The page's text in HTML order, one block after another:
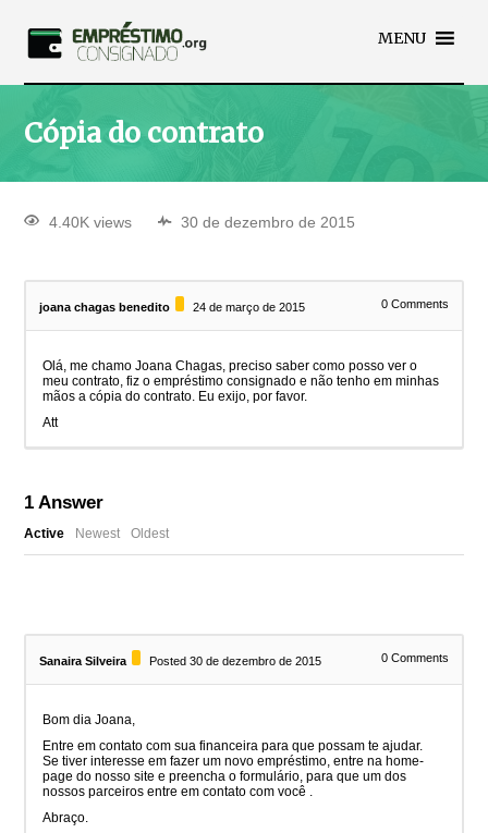
MENU
Cópia do contrato
4.40K views 30 de dezembro de 2015
joana chagas benedito 24 de março de 2015 0Comments
Olá, me chamo Joana Chagas, preciso saber como posso ver o
meu contrato, fiz o empréstimo consignado e não tenho em minhas
mãos a cópia do contrato. Eu exijo, por favor.
Att
1 Answer
Active Newest Oldest
Sanaira Silveira Posted 30 de dezembro de 2015 0Comments
Bom dia Joana,
Entre em contato com sua financeira para que possam te ajudar.
Se tiver interesse em fazer um novo empréstimo, entre na home-
page do nosso site e preencha o formulário, para que um dos
nossos parceiros entre em contato com você .
Abraço.